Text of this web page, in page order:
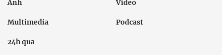
Ảnh Video
Multimedia Podcast
24h qua